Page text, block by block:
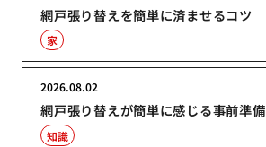
網戸張り替えを簡単に済ませるコツ
家
網戸張り替えが簡単に感じる事前準備
2026.08.02
知識